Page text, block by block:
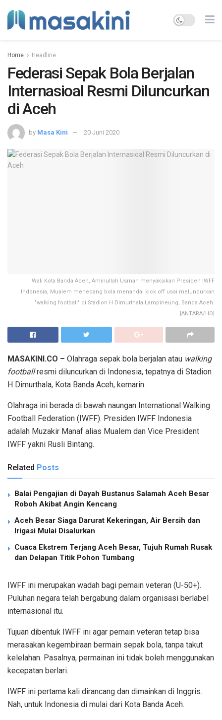
Home Headline
Federasi Sepak Bola Berjalan
Internasioal Resmi Diluncurkan
di Aceh
by Masa Kini 20 Juni 2020
Wali Kota Banda Aceh, Aminullah Usman menyaksikan Presiden IWFF
Indonesia, Mualem menedang bola menandai kick off usai meluncurkan
"walking football" di Stadion H Dimurthala Lampineung, Banda Aceh.
[ANTARA/HO]
MASAKINI.CO – Olahraga sepak bola berjalan atau walking
footballresmi diluncurkan di Indonesia, tepatnya di Stadion
H Dimurthala, Kota Banda Aceh, kemarin.
Olahraga ini berada di bawah naungan International Walking
Football Federation (IWFF). Presiden IWFF Indonesia
adalah Muzakir Manaf alias Mualem dan Vice President
IWFF yakni Rusli Bintang.
Related Posts
Balai Pengajian di Dayah Bustanus Salamah Aceh Besar
Roboh Akibat Angin Kencang
Aceh Besar Siaga Darurat Kekeringan, Air Bersih dan
Irigasi Mulai Disalurkan
Cuaca Ekstrem Terjang Aceh Besar, Tujuh Rumah Rusak
dan Delapan Titik Pohon Tumbang
IWFF ini merupakan wadah bagi pemain veteran (U-50+).
Puluhan negara telah bergabung dalam organisasi berlabel
internasional itu.
Tujuan dibentuk IWFF ini agar pemain veteran tetap bisa
merasakan kegembiraan bermain sepak bola, tanpa takut
kelelahan. Pasalnya, permainan ini tidak boleh menggunakan
kecepatan berlari.
IWFF ini pertama kali dirancang dan dimainkan di Inggris.
Nah, untuk Indonesia di mulai dari Kota Banda Aceh.